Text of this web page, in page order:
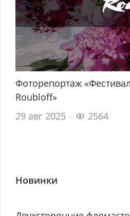
Фоторепортаж
Roubloff»
29 авг 2025
2564
Новинки